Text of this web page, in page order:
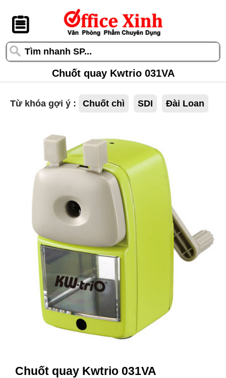
󰆎
Chuốt quay Kwtrio 031VA
Từ khóa gợi ý : Chuốt chì SDI Đài Loan
Chuốt quay Kwtrio 031VA